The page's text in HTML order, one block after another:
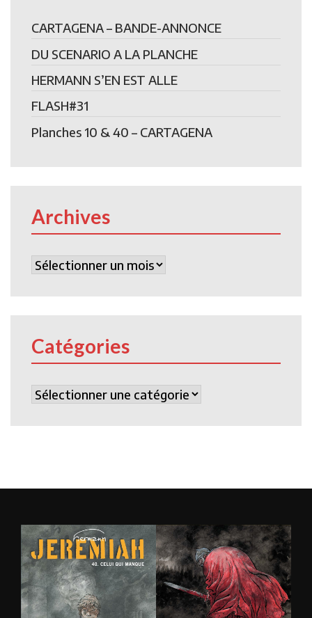
CARTAGENA – BANDE-ANNONCE
DU SCENARIO A LA PLANCHE
HERMANN S’EN EST ALLE
FLASH#31
Planches 10 & 40 – CARTAGENA
Archives
Archives
Catégories
Catégories